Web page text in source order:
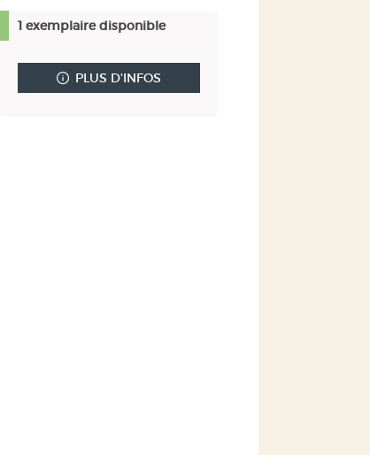
fenêtre)
mail
1 exemplaire disponible
PLUS D'INFOS